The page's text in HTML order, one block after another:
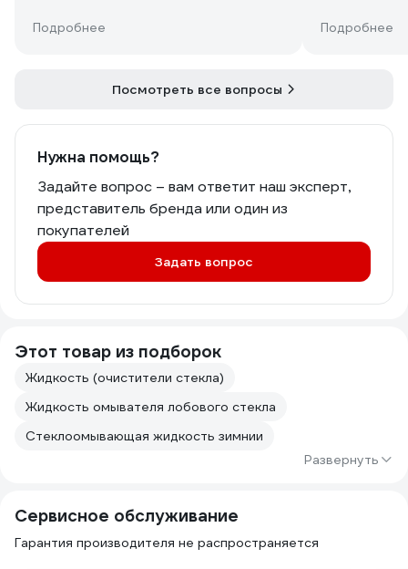
Подробнее Подробнее
Посмотреть все вопросы
Нужна помощь?
Задайте вопрос – вам ответит наш эксперт,
представитель бренда или один из
покупателей
Задать вопрос
Этот товар из подборок
Жидкость (очистители стекла)
Жидкость омывателя лобового стекла
Стеклоомывающая жидкость зимнии
Развернуть
Сервисное обслуживание
Гарантия производителя не распространяется